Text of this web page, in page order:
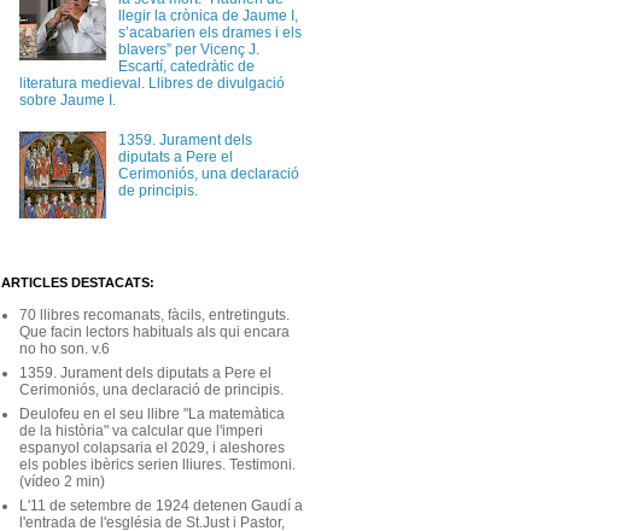
llegir la crònica de Jaume I,
s’acabarien els drames i els
blavers” per Vicenç J.
Escartí, catedràtic de
literatura medieval. Llibres de divulgació
sobre Jaume I.
1359. Jurament dels
diputats a Pere el
Cerimoniós, una declaració
de principis.
ARTICLES DESTACATS:
70 llibres recomanats, fàcils, entretinguts.
Que facin lectors habituals als qui encara
no ho son. v.6
1359. Jurament dels diputats a Pere el
Cerimoniós, una declaració de principis.
Deulofeu en el seu llibre "La matemàtica
de la història" va calcular que l'imperi
espanyol colapsaria el 2029, i aleshores
els pobles ibèrics serien lliures. Testimoni.
(vídeo 2 min)
L'11 de setembre de 1924 detenen Gaudí a
l'entrada de l'església de St.Just i Pastor,